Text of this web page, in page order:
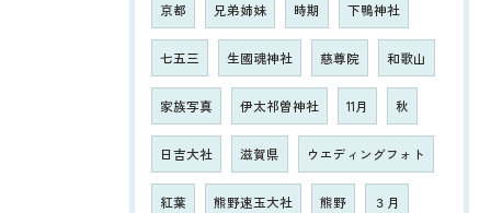
京都 兄弟姉妹 時期 下鴨神社
七五三 生國魂神社 慈尊院 和歌山
家族写真 伊太祁曽神社 11月 秋
日吉大社 滋賀県 ウエディングフォト
紅葉 熊野速玉大社 熊野 ３月